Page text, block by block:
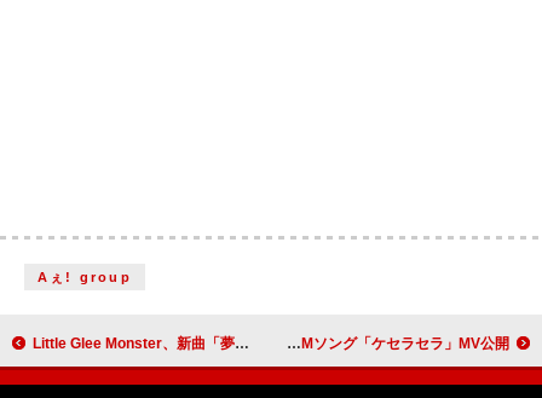
Aぇ! group
Little Glee Monster、新曲「夢じゃないならなんなのさ」MV＆メインビジュアルを公開 ガガガSP 、CMソング「ケセラセラ」MV公開